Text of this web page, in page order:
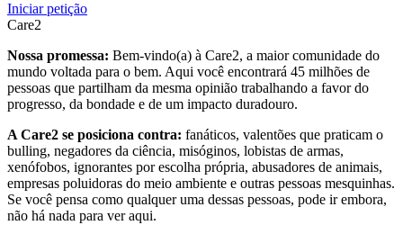
Iniciar petição
Care2
Nossa promessa: Bem-vindo(a) à Care2, a maior comunidade do
mundo voltada para o bem. Aqui você encontrará 45 milhões de
pessoas que partilham da mesma opinião trabalhando a favor do
progresso, da bondade e de um impacto duradouro.
A Care2 se posiciona contra: fanáticos, valentões que praticam o
bulling, negadores da ciência, misóginos, lobistas de armas,
xenófobos, ignorantes por escolha própria, abusadores de animais,
empresas poluidoras do meio ambiente e outras pessoas mesquinhas.
Se você pensa como qualquer uma dessas pessoas, pode ir embora,
não há nada para ver aqui.